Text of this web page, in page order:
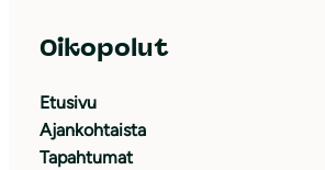
Oikopolut
Etusivu
Ajankohtaista
Tapahtumat